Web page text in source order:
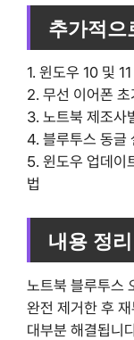
추가적
1. 윈도우 10 및
2. 무선 이어폰
3. 노트북 제조사
4. 블루투스 동글
5. 윈도우 업데이
법
내용 정
노트북 블루투스
완전 제거한 후
대부분 해결됩니